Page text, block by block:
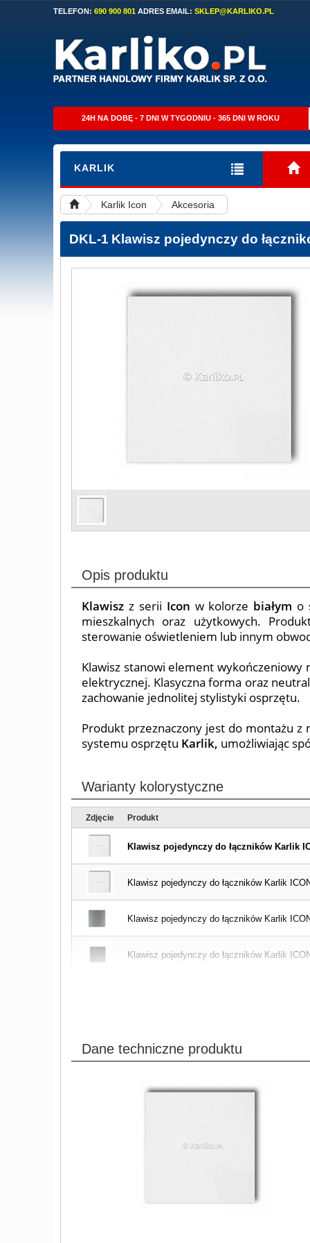
TELEFON: 690 900 801 ADRES EMAIL: SKLEP@KARLIKO.PL
24H NA DOBĘ - 7 DNI W TYGODNIU - 365 DNI W ROKU
KARLIK
Karlik Icon Akcesoria
DKL-1 Klawisz pojedynczy do
Opis produktu
Klawisz z serii Icon w kolorze białym o
mieszkalnych oraz użytkowych.
sterowanie oświetleniem lub innym
Klawisz stanowi element wykończeniowy
elektrycznej. Klasyczna forma oraz
zachowanie jednolitej stylistyki osprzętu.
Produkt przeznaczony jest do montażu z
systemu osprzętu Karlik, umożliwiając
Warianty kolorystyczne
Zdjęcie Produkt
Klawisz pojedynczy do łączników Karlik
Klawisz pojedynczy do łączników Karlik
Klawisz pojedynczy do łączników Karlik
Klawisz pojedynczy do łączników Karlik
Dane techniczne produktu